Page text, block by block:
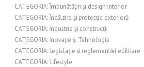
CATEGORIA: Îmbunătățiri și design interior
CATEGORIA: Încălzire și protecție exterioră
CATEGORIA: Industrie și construcții
CATEGORIA: Inovație și Tehnologie
CATEGORIA: Legislație și reglementări edilitare
CATEGORIA: Lifestyle